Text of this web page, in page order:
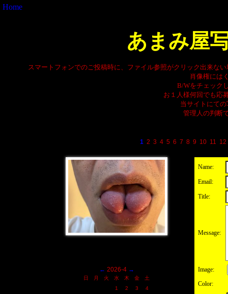
Home
あまみ屋
スマートフォンでのご投稿時に、ファイル参照がクリック出来な
肖像権には
B/Wをチェック
お１人様何回でも応
当サイトにて
管理人の判断
1 2 3 4 5 6 7 8 9 10 11 12
← 2026-4 →
日 月 火 水 木 金
土
1
2 3
4
Name:
Email:
Title:
Message:
Image:
Color: